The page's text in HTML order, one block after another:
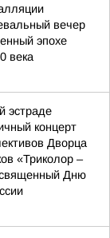
вечер
эпохе
века
эстраде
концерт
Дворца
«Триколор –
Дню